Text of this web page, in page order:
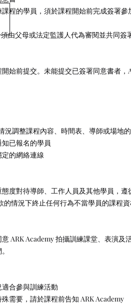
程的學員，須於課程開始前完成簽署
由父母或法定監護人代為審閱並共同
始前提交。未能提交已簽署同意書者
況調整課程內容、時間表、導師或場地
已報名的學員
的網絡連線
度對待導師、工作人員及其他學員，
的情況下終止任何行為不當學員的課程
ARK Academy 拍攝訓練課堂、表演
合參與訓練活動
需要，請於課程前告知 ARK Academy